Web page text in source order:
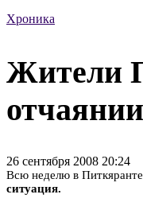
Хроника
Жители
отчаянии
26 сентября 2008 20:24
Всю неделю в Питкяранте
ситуация.